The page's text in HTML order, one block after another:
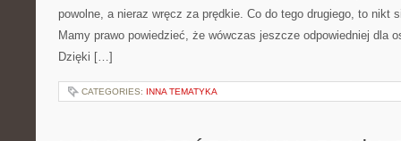
powolne, a nieraz wręcz za prędkie. Co do tego drugiego, to nikt
Mamy prawo powiedzieć, że wówczas jeszcze odpowiedniej dla
Dzięki […]
CATEGORIES: INNA TEMATYKA